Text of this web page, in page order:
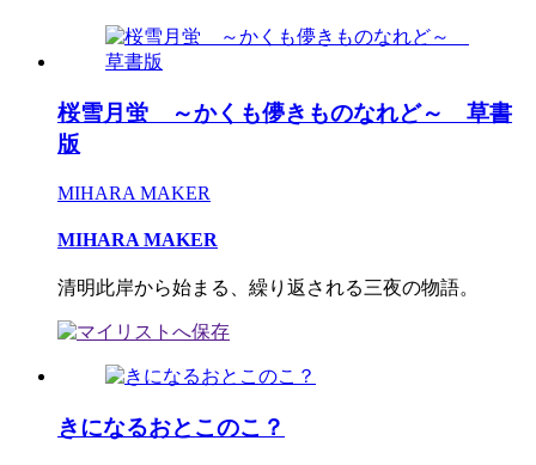
桜雪月蛍 ～かくも儚きものなれど～ 草書
版
MIHARA MAKER
MIHARA MAKER
清明此岸から始まる、繰り返される三夜の物語。
きになるおとこのこ？